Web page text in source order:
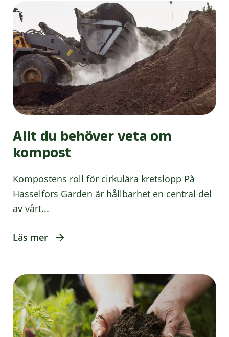
Allt du behöver veta om
kompost
Kompostens roll för cirkulära kretslopp På
Hasselfors Garden är hållbarhet en central del
av vårt...
Läs mer